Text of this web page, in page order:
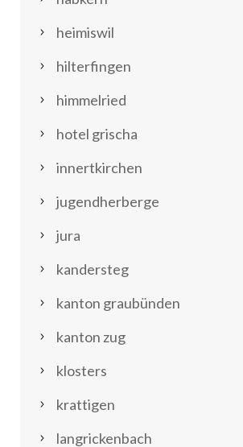
heimiswil
hilterfingen
himmelried
hotel grischa
innertkirchen
jugendherberge
jura
kandersteg
kanton graubünden
kanton zug
klosters
krattigen
langrickenbach